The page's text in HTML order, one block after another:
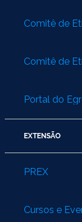
Comitê de
Comitê de
Portal do
EXTENSÃO
PREX
Cursos e